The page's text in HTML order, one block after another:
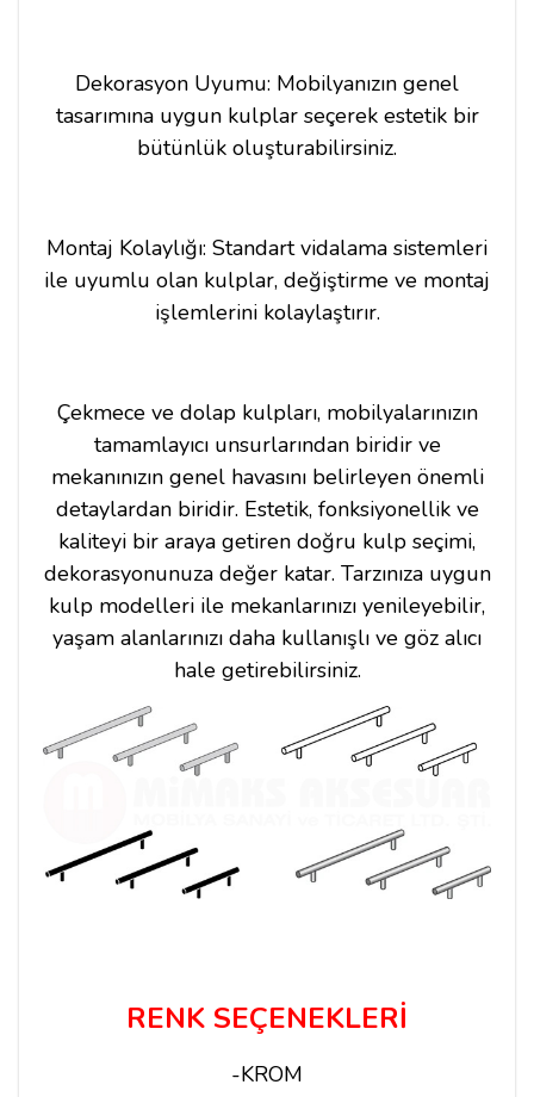
Dekorasyon Uyumu: Mobilyanızın genel
tasarımına uygun kulplar seçerek estetik bir
bütünlük oluşturabilirsiniz.
Montaj Kolaylığı: Standart vidalama sistemleri
ile uyumlu olan kulplar, değiştirme ve montaj
işlemlerini kolaylaştırır.
Çekmece ve dolap kulpları, mobilyalarınızın
tamamlayıcı unsurlarından biridir ve
mekanınızın genel havasını belirleyen önemli
detaylardan biridir. Estetik, fonksiyonellik ve
kaliteyi bir araya getiren doğru kulp seçimi,
dekorasyonunuza değer katar. Tarzınıza uygun
kulp modelleri ile mekanlarınızı yenileyebilir,
yaşam alanlarınızı daha kullanışlı ve göz alıcı
hale getirebilirsiniz.
RENK SEÇENEKLERİ
-KROM